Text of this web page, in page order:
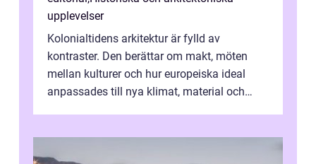
upplevelser
Kolonialtidens arkitektur är fylld av
kontraster. Den berättar om makt, möten
mellan kulturer och hur europeiska ideal
anpassades till nya klimat, material och